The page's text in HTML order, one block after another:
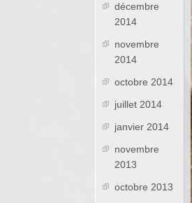
décembre
2014
novembre
2014
octobre 2014
juillet 2014
janvier 2014
novembre
2013
octobre 2013